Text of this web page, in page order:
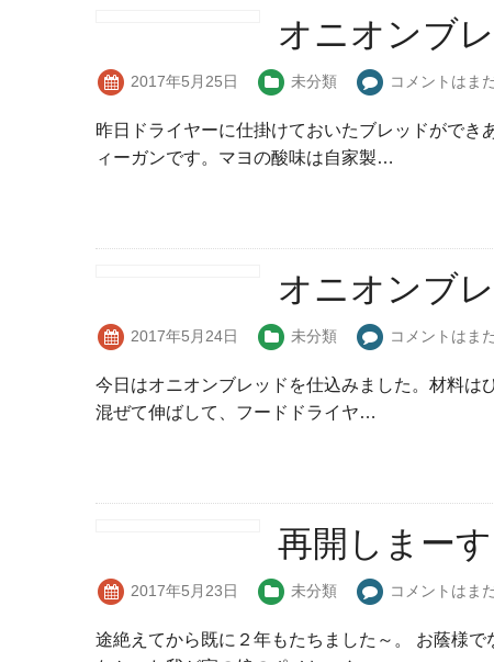
オニオンブ
2017年5月25日 未分類 コメントはま
昨日ドライヤーに仕掛けておいたブレッドがで
ィーガンです。マヨの酸味は自家製…
オニオンブ
2017年5月24日 未分類 コメントはま
今日はオニオンブレッドを仕込みました。材料は
混ぜて伸ばして、フードドライヤ…
再開しまーす
2017年5月23日 未分類 コメントはま
途絶えてから既に２年もたちました～。 お蔭様